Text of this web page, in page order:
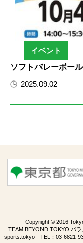
イベント
ソフトバレーボー
2025.09.02
Copyright © 2016
TEAM BEYOND TOKYO パ
sports.tokyoTEL： 03-6821-